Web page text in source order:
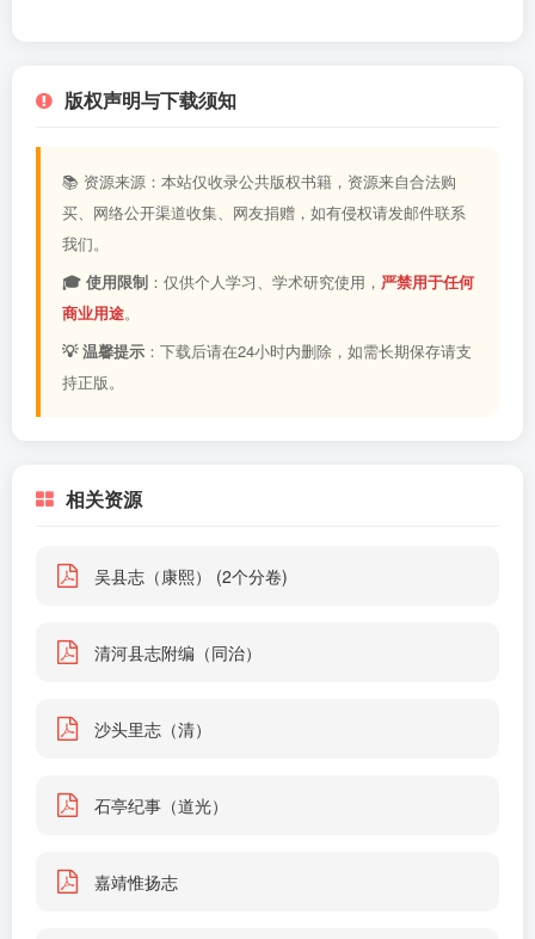
版权声明与下载须知
📚 资源来源：本站仅收录公共版权书籍，资源来自合法购
买、网络公开渠道收集、网友捐赠，如有侵权请发邮件联系
我们。
🎓 使用限制 ：仅供个人学习、学术研究使用， 严禁用于任何
商业用途。
💡 温馨提示 ：下载后请在24小时内删除，如需长期保存请支
持正版。
相关资源
吴县志（康熙） (2个分卷)
清河县志附编（同治）
沙头里志（清）
石亭纪事（道光）
嘉靖惟扬志